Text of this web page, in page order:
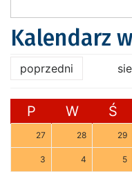
Kalendarz
poprzedni
P W Ś
27 28 29
3 4 5